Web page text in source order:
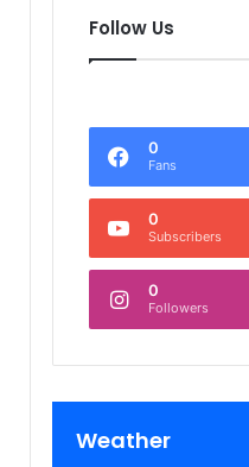
Follow Us
0
Fans
0
Subscribers
0
Followers
Weather